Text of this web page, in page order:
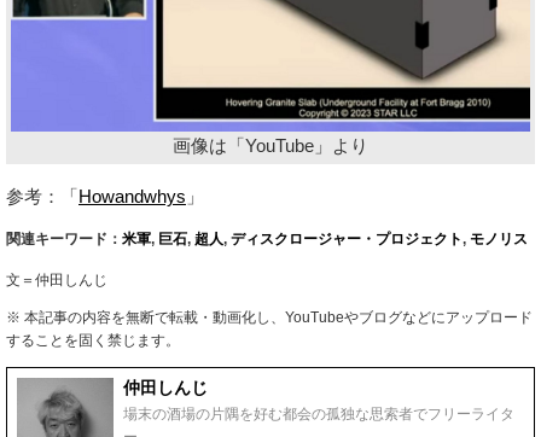
画像は「YouTube」より
参考：「Howandwhys 」
関連キーワード： 米軍, 巨石, 超人, ディスクロージャー・プロジェクト, モノリス
文＝仲田しんじ
※ 本記事の内容を無断で転載・動画化し、YouTubeやブログなどにアップロード
することを固く禁じます。
仲田しんじ
場末の酒場の片隅を好む都会の孤独な思索者でフリーライタ